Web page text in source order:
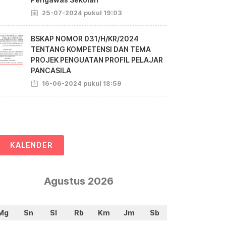
25-07-2024 pukul 19:03
BSKAP NOMOR 031/H/KR/2024
TENTANG KOMPETENSI DAN TEMA
PROJEK PENGUATAN PROFIL PELAJAR
PANCASILA
16-06-2024 pukul 18:59
KALENDER
Agustus 2026
Sn Sl Rb Km Jm
Sb